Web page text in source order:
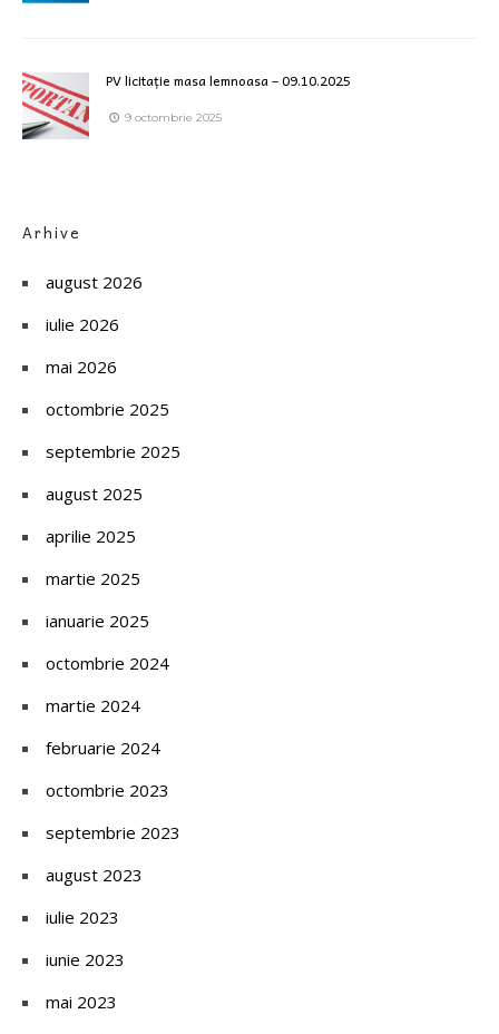
PV licitație masa lemnoasa – 09.10.2025
9 octombrie 2025
Arhive
august 2026
iulie 2026
mai 2026
octombrie 2025
septembrie 2025
august 2025
aprilie 2025
martie 2025
ianuarie 2025
octombrie 2024
martie 2024
februarie 2024
octombrie 2023
septembrie 2023
august 2023
iulie 2023
iunie 2023
mai 2023